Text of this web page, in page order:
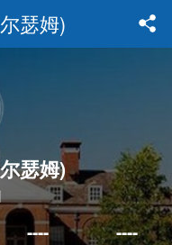
瑟姆)
瑟姆)
---- ----